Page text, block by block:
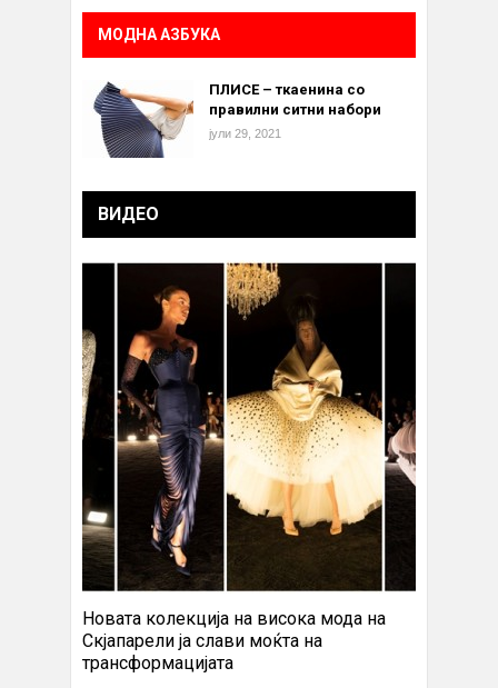
МОДНА АЗБУКА
ПЛИСЕ – ткаенина со
правилни ситни набори
јули 29, 2021
ВИДЕО
Новата колекција на висока мода на
Скјапарели ја слави моќта на
трансформацијата